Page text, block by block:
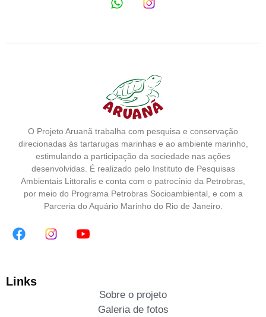
O Projeto Aruanã trabalha com pesquisa e conservação
direcionadas às tartarugas marinhas e ao ambiente marinho,
estimulando a participação da sociedade nas ações
desenvolvidas. É realizado pelo Instituto de Pesquisas
Ambientais Littoralis e conta com o patrocínio da Petrobras,
por meio do Programa Petrobras Socioambiental, e com a
Parceria do Aquário Marinho do Rio de Janeiro.
Links
Sobre o projeto
Galeria de fotos